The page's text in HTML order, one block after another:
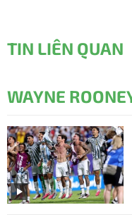
TIN LIÊN QUAN
WAYNE